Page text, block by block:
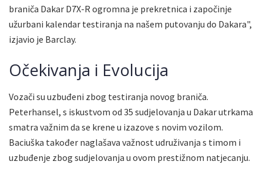
braniča Dakar D7X-R ogromna je prekretnica i započinje
užurbani kalendar testiranja na našem putovanju do Dakara",
izjavio je Barclay.
Očekivanja i Evolucija
Vozači su uzbuđeni zbog testiranja novog braniča.
Peterhansel, s iskustvom od 35 sudjelovanja u Dakar utrkama
smatra važnim da se krene u izazove s novim vozilom.
Baciuška također naglašava važnost udruživanja s timom i
uzbuđenje zbog sudjelovanja u ovom prestižnom natjecanju.